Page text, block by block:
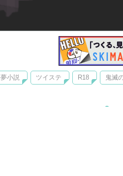
夢小説 ツイステ R18 鬼滅